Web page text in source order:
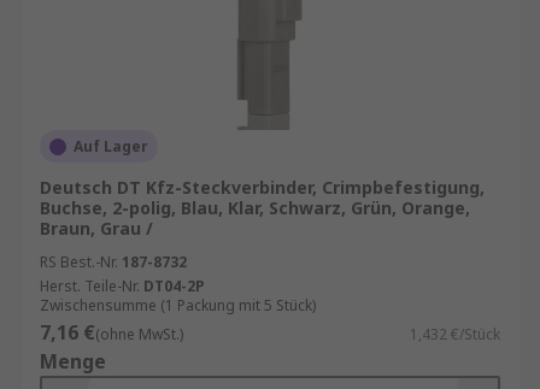
Auf Lager
Deutsch DT Kfz-Steckverbinder, Crimpbefestigung,
Buchse, 2-polig, Blau, Klar, Schwarz, Grün, Orange,
Braun, Grau /
RS Best.-Nr. 187-8732
Herst. Teile-Nr. DT04-2P
Zwischensumme (1 Packung mit 5 Stück)
7,16 €(ohne MwSt.) 1,432 €/Stück
Menge